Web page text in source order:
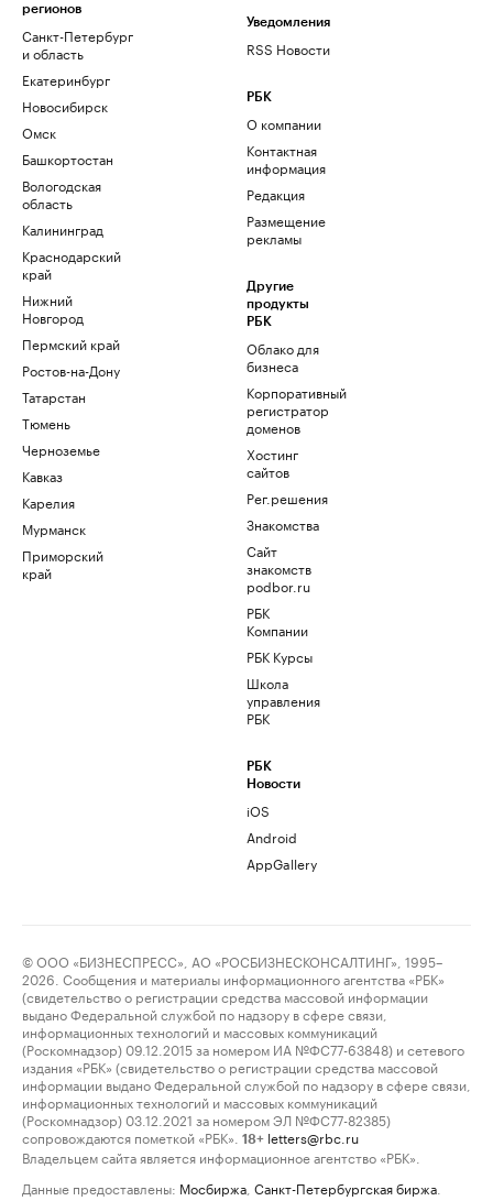
регионов
Санкт-Петербург
и область
Екатеринбург
Новосибирск
Омск
Башкортостан
Вологодская
область
Калининград
Краснодарский
край
Нижний
Новгород
Пермский край
Ростов-на-Дону
Татарстан
Тюмень
Черноземье
Кавказ
Карелия
Мурманск
Приморский
край
Уведомления
RSS Новости
РБК
О компании
Контактная
информация
Редакция
Размещение
рекламы
Другие
продукты
РБК
Облако для
бизнеса
Корпоративный
регистратор
доменов
Хостинг
сайтов
Рег.решения
Знакомства
Сайт
знакомств
podbor.ru
РБК
Компании
РБК Курсы
Школа
управления
РБК
РБК
Новости
iOS
Android
AppGallery
© ООО «БИЗНЕСПРЕСС», АО «РОСБИЗНЕСКОНСАЛТИНГ», 1995–
2026. Сообщения и материалы информационного агентства «РБК»
(свидетельство о регистрации средства массовой информации
выдано Федеральной службой по надзору в сфере связи,
информационных технологий и массовых коммуникаций
(Роскомнадзор) 09.12.2015 за номером ИА №ФС77-63848) и сетевого
издания «РБК» (свидетельство о регистрации средства массовой
информации выдано Федеральной службой по надзору в сфере связи,
информационных технологий и массовых коммуникаций
(Роскомнадзор) 03.12.2021 за номером ЭЛ №ФС77-82385)
сопровождаются пометкой «РБК».
18+ letters@rbc.ru
Владельцем сайта является информационное агентство «РБК».
Данные предоставлены: Мосбиржа Санкт-Петербургская биржа